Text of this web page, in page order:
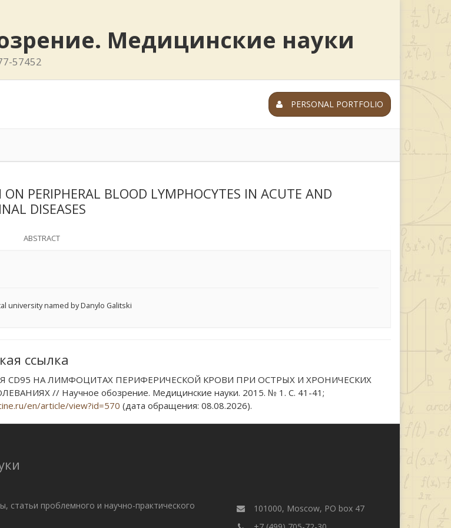
Медицинские науки
57452
PERSONAL PORTFOLIO
ON PERIPHERAL BLOOD LYMPHOCYTES IN ACUTE AND
DISEASES
ABSTRACT
university named by Danylo Galitski
ссылка
CD95 НА ЛИМФОЦИТАХ ПЕРИФЕРИЧЕСКОЙ КРОВИ ПРИ ОСТРЫХ И ХРОНИЧЕСКИХ
// Научное обозрение. Медицинские науки. 2015. № 1. С. 41-41;
en/article/view?id=570 (дата обращения: 08.08.2026).
статьи проблемного и научно-практического
101000, Moscow, PO box 47